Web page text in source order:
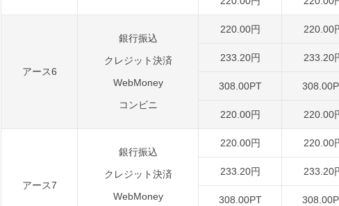
アース6
銀行振込
クレジット決済
WebMoney
コンビニ
220.00円 220.00
233.20円 233.20
308.00PT
220.00円 220.00
アース7
銀行振込
クレジット決済
WebMoney
220.00円 220.00
233.20円 233.20
308.00PT